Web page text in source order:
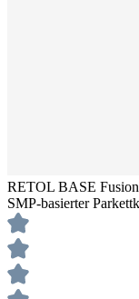
RETOL BASE
SMP-basierter